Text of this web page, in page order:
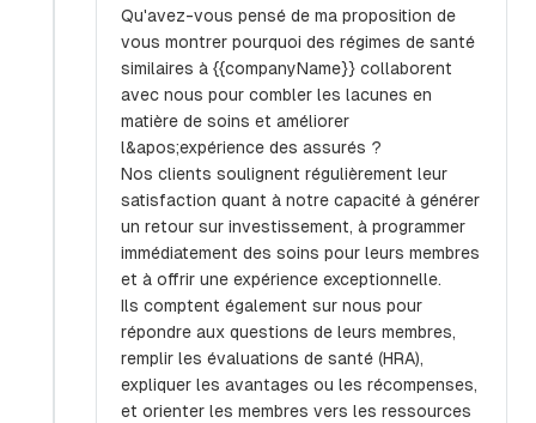
Qu'avez-vous pensé de ma proposition de
vous montrer pourquoi des régimes de santé
similaires à {{companyName}} collaborent
avec nous pour combler les lacunes en
matière de soins et améliorer
l&apos;expérience des assurés ?
Nos clients soulignent régulièrement leur
satisfaction quant à notre capacité à générer
un retour sur investissement, à programmer
immédiatement des soins pour leurs membres
et à offrir une expérience exceptionnelle.
Ils comptent également sur nous pour
répondre aux questions de leurs membres,
remplir les évaluations de santé (HRA),
expliquer les avantages ou les récompenses,
et orienter les membres vers les ressources